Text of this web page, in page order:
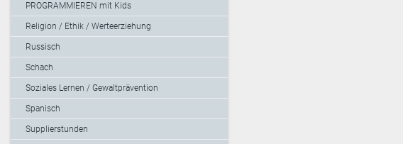
PROGRAMMIEREN mit Kids
Religion / Ethik / Werteerziehung
Russisch
Schach
Soziales Lernen / Gewaltprävention
Spanisch
Supplierstunden